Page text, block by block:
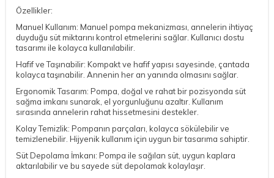
Özellikler:
Manuel Kullanım: Manuel pompa mekanizması, annelerin ihtiyaç
duyduğu süt miktarını kontrol etmelerini sağlar. Kullanıcı dostu
tasarımı ile kolayca kullanılabilir.
Hafif ve Taşınabilir: Kompakt ve hafif yapısı sayesinde, çantada
kolayca taşınabilir. Annenin her an yanında olmasını sağlar.
Ergonomik Tasarım: Pompa, doğal ve rahat bir pozisyonda süt
sağma imkanı sunarak, el yorgunluğunu azaltır. Kullanım
sırasında annelerin rahat hissetmesini destekler.
Kolay Temizlik: Pompanın parçaları, kolayca sökülebilir ve
temizlenebilir. Hijyenik kullanım için uygun bir tasarıma sahiptir.
Süt Depolama İmkanı: Pompa ile sağılan süt, uygun kaplara
aktarılabilir ve bu sayede süt depolamak kolaylaşır.